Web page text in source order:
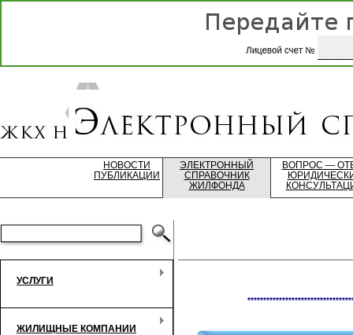
НОВОСТИ
ПУБЛИКАЦИИ
ЭЛЕКТРОННЫЙ
СПРАВОЧНИК
ЖИЛФОНДА
ВОПРОС —
УСЛУГИ
ЖИЛИЩНЫЕ КОМПАНИИ